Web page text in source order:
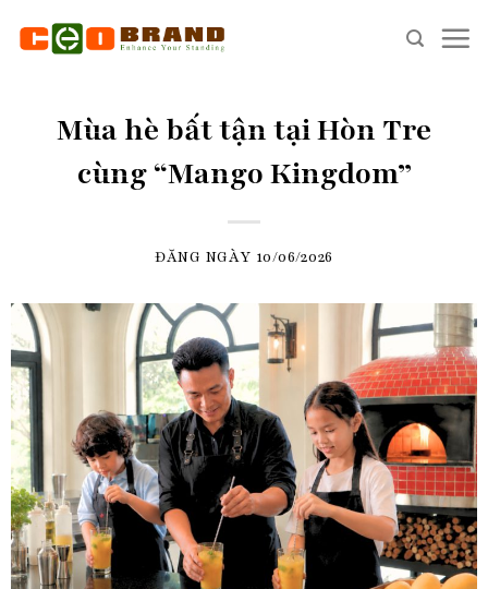
Mùa hè bất tận tại Hòn Tre
cùng “Mango Kingdom”
ĐĂNG NGÀY 10/06/2026